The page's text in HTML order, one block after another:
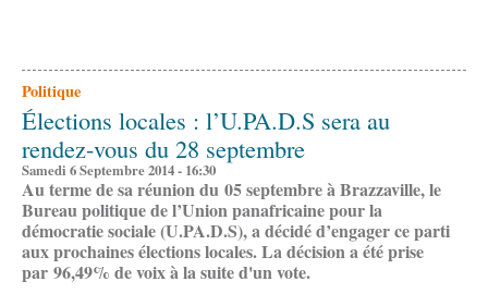
Politique
Élections locales : l’U.PA.D.S sera au
rendez-vous du 28 septembre
Samedi 6 Septembre 2014 - 16:30
Au terme de sa réunion du 05 septembre à Brazzaville, le
Bureau politique de l’Union panafricaine pour la
démocratie sociale (U.PA.D.S), a décidé d’engager ce parti
aux prochaines élections locales. La décision a été prise
par 96,49% de voix à la suite d'un vote.